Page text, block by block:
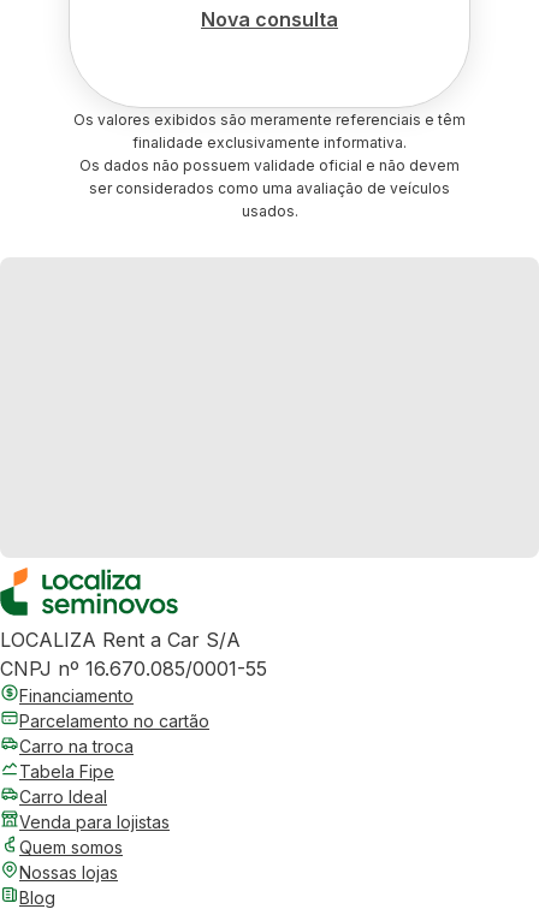
Nova consulta
Os valores exibidos são meramente referenciais e têm
finalidade exclusivamente informativa.
Os dados não possuem validade oficial e não devem
ser considerados como uma avaliação de veículos
usados.
LOCALIZA Rent a Car S/A
CNPJ nº 16.670.085/0001-55
Financiamento
Parcelamento no cartão
Carro na troca
Tabela Fipe
Carro Ideal
Venda para lojistas
Quem somos
Nossas lojas
Blog